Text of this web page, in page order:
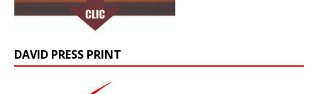
DAVID PRESS PRINT